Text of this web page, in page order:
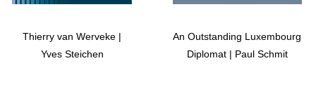
Thierry van Werveke |
Yves Steichen
An Outstanding Luxembourg
Diplomat | Paul Schmit